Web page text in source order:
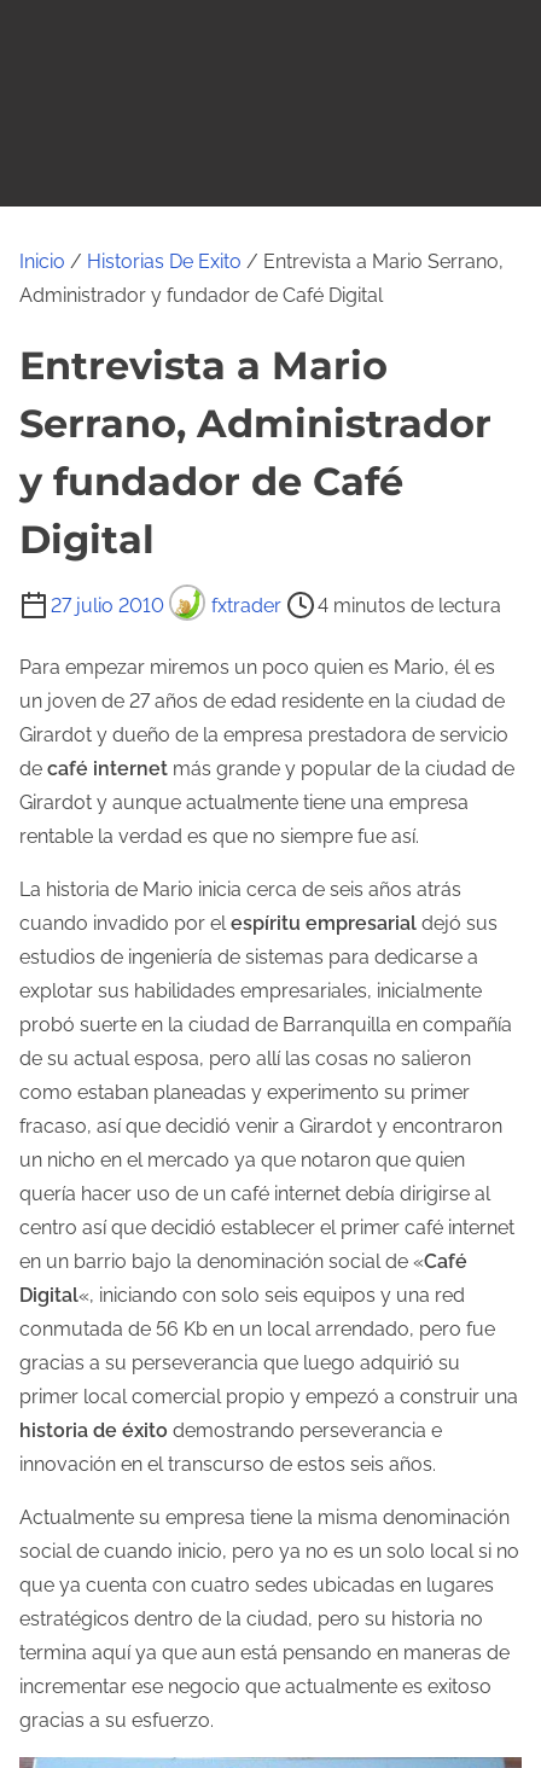
Inicio / Historias De Exito / Entrevista a Mario Serrano,
Administrador y fundador de Café Digital
Entrevista a Mario
Serrano, Administrador
y fundador de Café
Digital
27 julio 2010 fxtrader
T
e
m
p
o
d
e
e
c
t
u
r
a
d
e
l
a
e
n
t
r
a
d
a
4 minutos de lectura
Para empezar miremos un poco quien es Mario, él es
un joven de 27 años de edad residente en la ciudad de
Girardot y dueño de la empresa prestadora de servicio
de café internet más grande y popular de la ciudad de
Girardot y aunque actualmente tiene una empresa
rentable la verdad es que no siempre fue así.
La historia de Mario inicia cerca de seis años atrás
cuando invadido por el espíritu empresarial dejó sus
estudios de ingeniería de sistemas para dedicarse a
explotar sus habilidades empresariales, inicialmente
probó suerte en la ciudad de Barranquilla en compañía
de su actual esposa, pero allí las cosas no salieron
como estaban planeadas y experimento su primer
fracaso, así que decidió venir a Girardot y encontraron
un nicho en el mercado ya que notaron que quien
quería hacer uso de un café internet debía dirigirse al
centro así que decidió establecer el primer café internet
en un barrio bajo la denominación social de «Café
Digital«, iniciando con solo seis equipos y una red
conmutada de 56 Kb en un local arrendado, pero fue
gracias a su perseverancia que luego adquirió su
primer local comercial propio y empezó a construir una
historia de éxito demostrando perseverancia e
innovación en el transcurso de estos seis años.
Actualmente su empresa tiene la misma denominación
social de cuando inicio, pero ya no es un solo local si no
que ya cuenta con cuatro sedes ubicadas en lugares
estratégicos dentro de la ciudad, pero su historia no
termina aquí ya que aun está pensando en maneras de
incrementar ese negocio que actualmente es exitoso
gracias a su esfuerzo.